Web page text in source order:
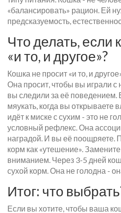
«балансировать» рацион. Ей
предсказуемость,
Что делать, если
«и то, и другое»?
Кошка не просит «и то, и
Она просит, чтобы вы играли с
вы следили за её поведением.
мяукать, когда вы открываете
идёт к миске с сухим - это не
условный рефлекс. Она
наградой. И вы её поощряете.
корм как «утешение». Замените
вниманием. Через 3-5 дней
сухой корм. Она не голодна -
Итог: что
Если вы хотите, чтобы ваша